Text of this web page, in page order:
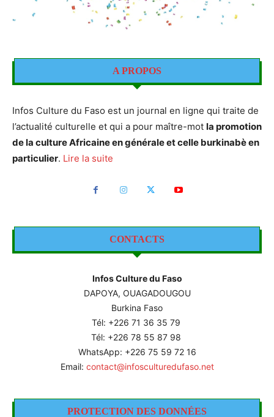
A PROPOS
Infos Culture du Faso est un journal en ligne qui traite de
l’actualité culturelle et qui a pour maître-mot la promotion
de la culture Africaine en générale et celle burkinabè en
particulier. Lire la suite
CONTACTS
Infos Culture du Faso
DAPOYA, OUAGADOUGOU
Burkina Faso
Tél: +226 71 36 35 79
Tél: +226 78 55 87 98
WhatsApp: +226 75 59 72 16
Email: contact@infosculturedufaso.net
PROTECTION DES DONNÉES